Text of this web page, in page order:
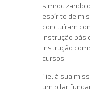
simbolizando
espírito de
concluíram
instrução
instrução
cursos.
Fiel à sua
um pilar